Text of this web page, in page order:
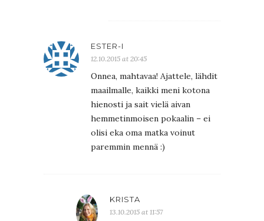
ESTER-I
12.10.2015 at 20:45
Onnea, mahtavaa! Ajattele, lähdit
maailmalle, kaikki meni kotona
hienosti ja sait vielä aivan
hemmetinmoisen pokaalin – ei
olisi eka oma matka voinut
paremmin mennä :)
KRISTA
13.10.2015 at 11:57